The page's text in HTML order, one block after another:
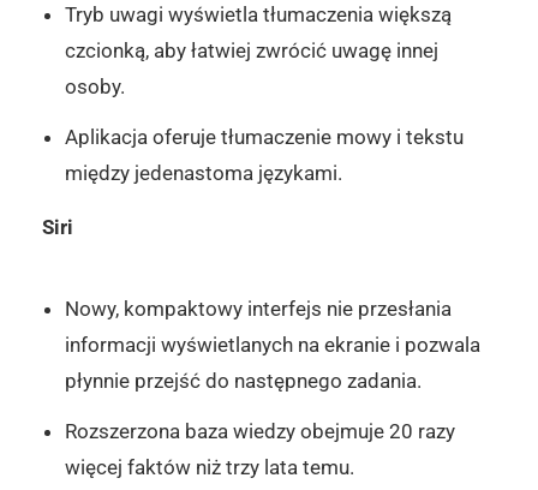
Tryb uwagi wyświetla tłumaczenia większą
czcionką, aby łatwiej zwrócić uwagę innej
osoby.
Aplikacja oferuje tłumaczenie mowy i tekstu
między jedenastoma językami.
Siri
Nowy, kompaktowy interfejs nie przesłania
informacji wyświetlanych na ekranie i pozwala
płynnie przejść do następnego zadania.
Rozszerzona baza wiedzy obejmuje 20 razy
więcej faktów niż trzy lata temu.